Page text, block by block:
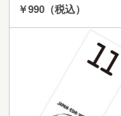
￥990 （税込）